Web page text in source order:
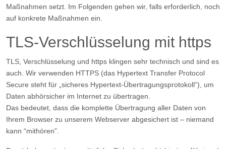
Maßnahmen setzt. Im Folgenden gehen wir, falls erforderlich, noch
auf konkrete Maßnahmen ein.
TLS-Verschlüsselung mit https
TLS, Verschlüsselung und https klingen sehr technisch und sind es
auch. Wir verwenden HTTPS (das Hypertext Transfer Protocol
Secure steht für „sicheres Hypertext-Übertragungsprotokoll“), um
Daten abhörsicher im Internet zu übertragen.
Das bedeutet, dass die komplette Übertragung aller Daten von
Ihrem Browser zu unserem Webserver abgesichert ist – niemand
kann “mithören”.